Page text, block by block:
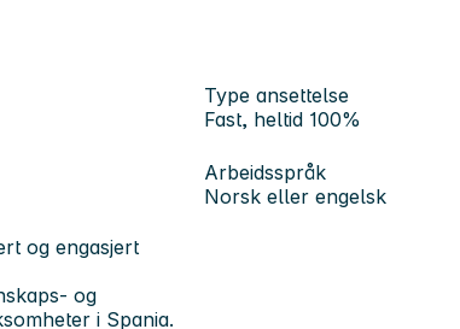
Type ansettelse
Fast, heltid 100%
Arbeidsspråk
Norsk eller engelsk
og engasjert
og
i Spania.